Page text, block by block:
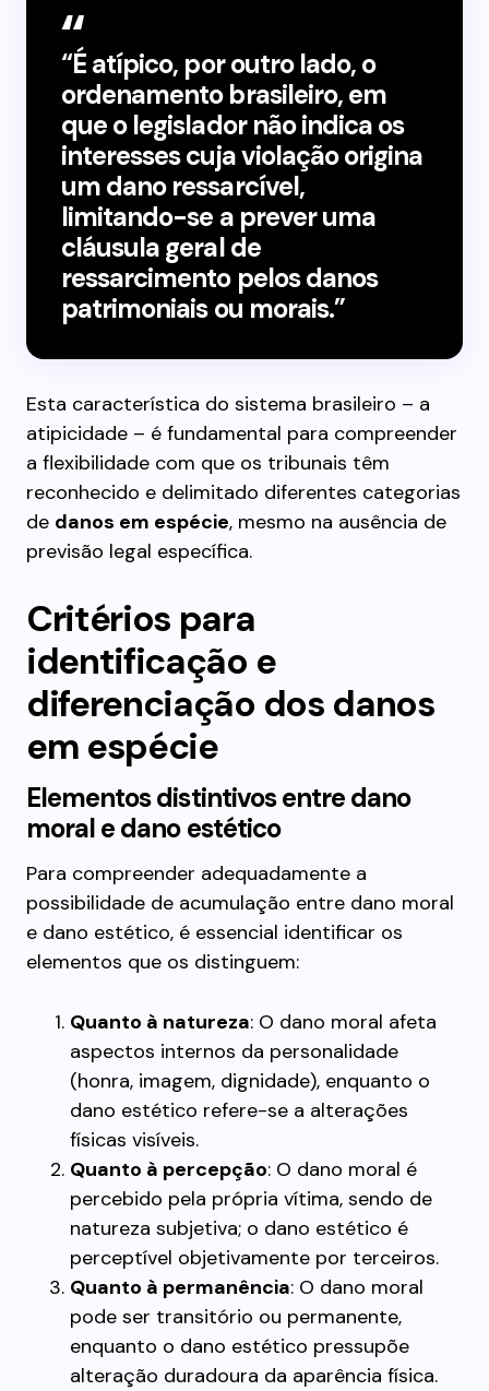
“É atípico, por outro lado, o
ordenamento brasileiro, em
que o legislador não indica os
interesses cuja violação origina
um dano ressarcível,
limitando-se a prever uma
cláusula geral de
ressarcimento pelos danos
patrimoniais ou morais.”
Esta característica do sistema brasileiro – a
atipicidade – é fundamental para compreender
a flexibilidade com que os tribunais têm
reconhecido e delimitado diferentes categorias
de danos em espécie, mesmo na ausência de
previsão legal específica.
Critérios para
identificação e
diferenciação dos danos
em espécie
Elementos distintivos entre dano
moral e dano estético
Para compreender adequadamente a
possibilidade de acumulação entre dano moral
e dano estético, é essencial identificar os
elementos que os distinguem:
Quanto à natureza: O dano moral afeta
aspectos internos da personalidade
(honra, imagem, dignidade), enquanto o
dano estético refere-se a alterações
físicas visíveis.
Quanto à percepção: O dano moral é
percebido pela própria vítima, sendo de
natureza subjetiva; o dano estético é
perceptível objetivamente por terceiros.
Quanto à permanência: O dano moral
pode ser transitório ou permanente,
enquanto o dano estético pressupõe
alteração duradoura da aparência física.